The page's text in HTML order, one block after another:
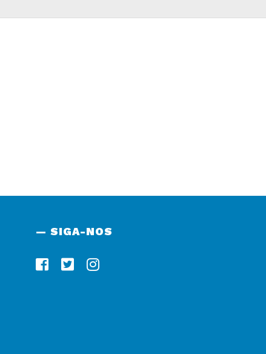
— SIGA-NOS